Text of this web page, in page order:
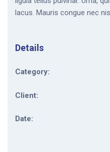
lacus. Mauris congue nec
Details
Category:
Client:
Date: